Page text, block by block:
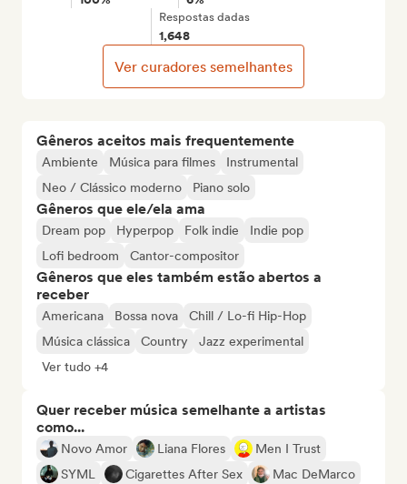
Gêneros aceitos mais frequentemente
Ambiente Música para filmes
Instrumental
Neo / Clássico moderno
Piano solo
Gêneros que ele/ela ama
Dream pop Hyperpop Folk indie
Indie pop
Lofi bedroom
Cantor-compositor
Gêneros que eles também estão abertos a
receber
Americana Bossa nova
Chill / Lo-fi Hip-Hop
Música clássica
Country
Jazz experimental
Ver tudo +4
Quer receber música semelhante a artistas
como...
Novo Amor Liana Flores
Men I Trust
SYML
Cigarettes After Sex Mac DeMarco
Respostas dadas
1,648
Ver curadores semelhantes